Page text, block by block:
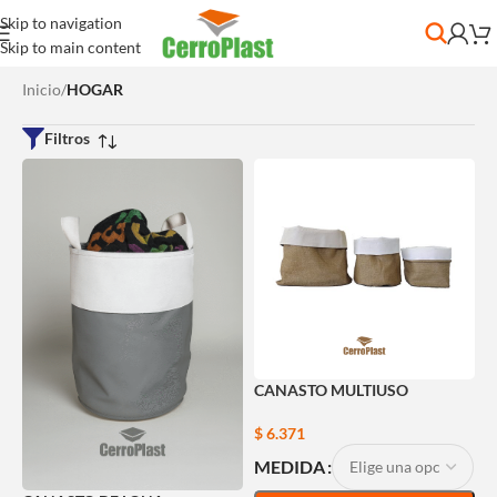
Skip to navigation
Skip to main content
Inicio/HOGAR
Filtros
CANASTO MULTIUSO
$6.371
MEDIDA